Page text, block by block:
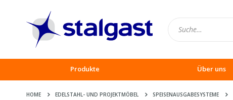
Produkte Über uns
HOME EDELSTAHL- UND PROJEKTMÖBEL SPEISENAUSGABESYSTEME